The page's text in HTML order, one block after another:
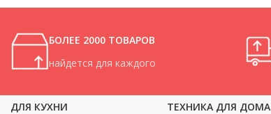
БОЛЕЕ 2000 ТОВАРОВ
найдется для каждого
ДЛЯ КУХНИ
ТЕХНИКА ДЛЯ ДОМА